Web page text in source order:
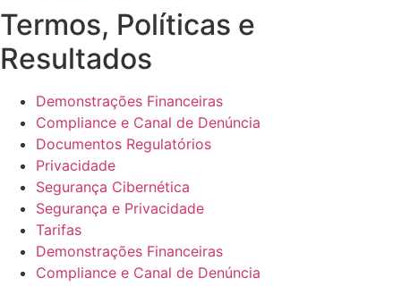
Termos, Políticas e
Resultados
Demonstrações Financeiras
Compliance e Canal de Denúncia
Documentos Regulatórios
Privacidade
Segurança Cibernética
Segurança e Privacidade
Tarifas
Demonstrações Financeiras
Compliance e Canal de Denúncia